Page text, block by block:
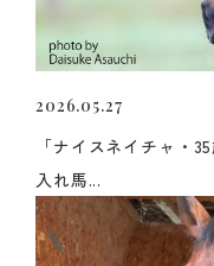
2026.05.27
「ナイスネイチャ・
入れ馬...